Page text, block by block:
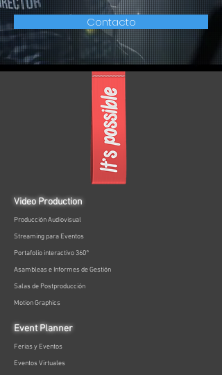
Contacto
Video Production
Producción Audiovisual
Streaming para Eventos
Portafolio interactivo 360°
Asambleas e Informes de Gestión
Salas de Postproducción
Motion Graphics
Event Planner
Ferias y Eventos
Eventos Virtuales